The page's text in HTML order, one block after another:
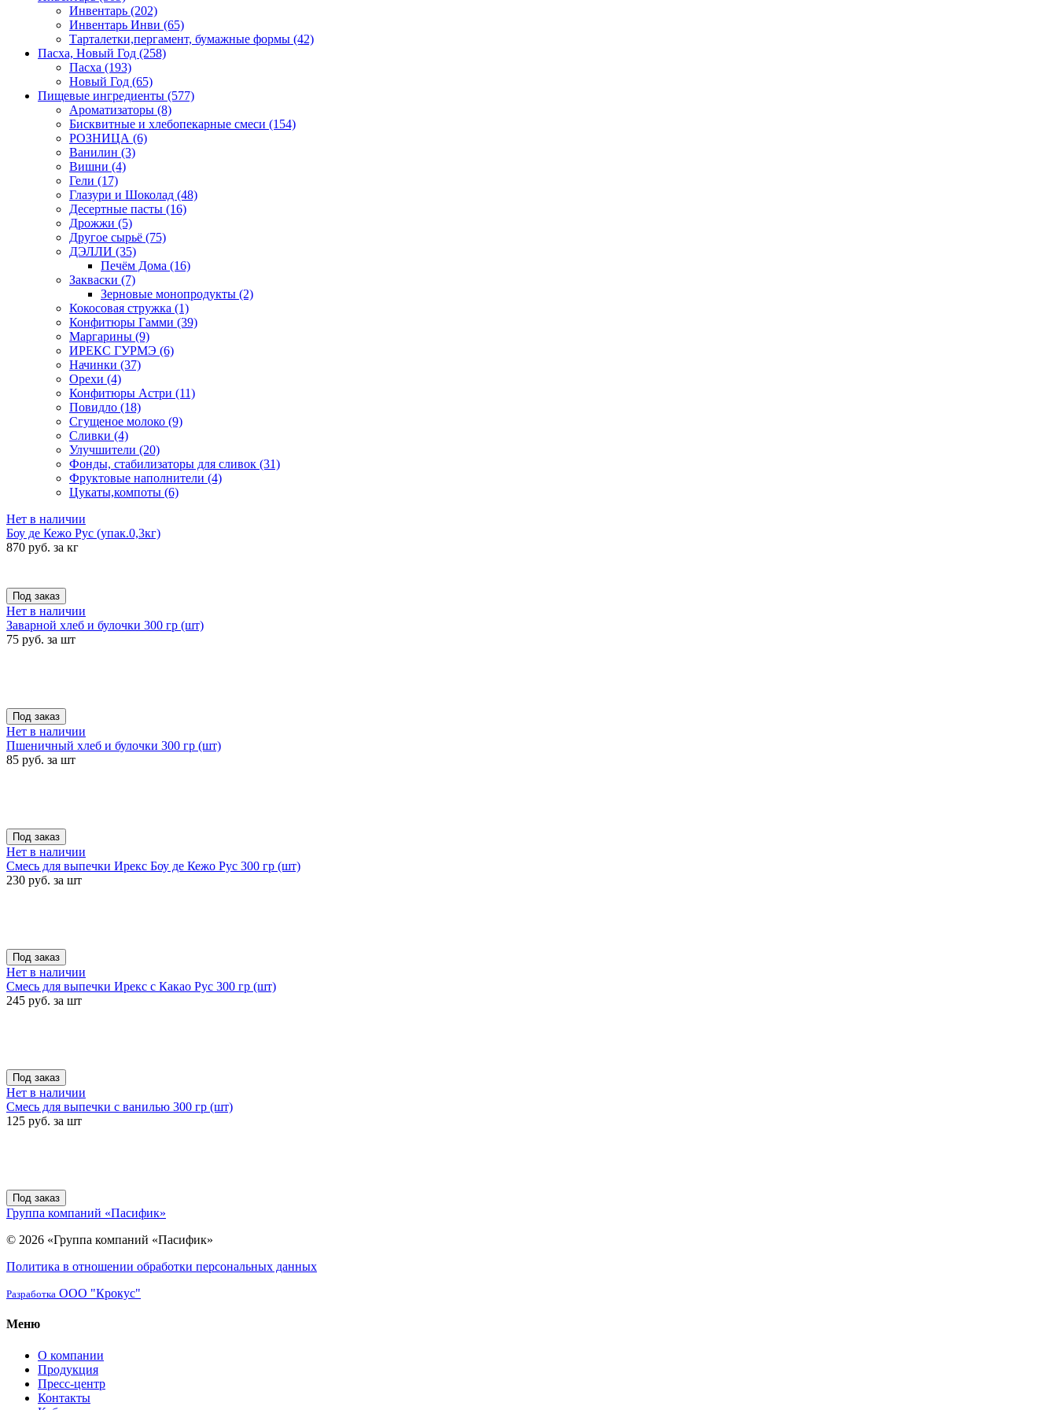
Инвентарь (202)
Инвентарь Инви (65)
Тарталетки,пергамент, бумажные формы (42)
Пасха, Новый Год (258)
Пасха (193)
Новый Год (65)
Пищевые ингредиенты (577)
Ароматизаторы (8)
Бисквитные и хлебопекарные смеси (154)
РОЗНИЦА (6)
Ванилин (3)
Вишни (4)
Гели (17)
Глазури и Шоколад (48)
Десертные пасты (16)
Дрожжи (5)
Другое сырьё (75)
ДЭЛЛИ (35)
Печём Дома (16)
Закваски (7)
Зерновые монопродукты (2)
Кокосовая стружка (1)
Конфитюры Гамми (39)
Маргарины (9)
ИРЕКС ГУРМЭ (6)
Начинки (37)
Орехи (4)
Конфитюры Астри (11)
Повидло (18)
Сгущеное молоко (9)
Сливки (4)
Улучшители (20)
Фонды, стабилизаторы для сливок (31)
Фруктовые наполнители (4)
Цукаты,компоты (6)
Нет в наличии
Боу де Кежо Рус (упак.0,3кг)
870 руб. за кг
Под заказ
Нет в наличии
Заварной хлеб и булочки 300 гр (шт)
75 руб. за шт
Под заказ
Нет в наличии
Пшеничный хлеб и булочки 300 гр (шт)
85 руб. за шт
Под заказ
Нет в наличии
Смесь для выпечки Ирекс Боу де Кежо Рус 300 гр (шт)
230 руб. за шт
Под заказ
Нет в наличии
Смесь для выпечки Ирекс с Какао Рус 300 гр (шт)
245 руб. за шт
Под заказ
Нет в наличии
Смесь для выпечки с ванилью 300 гр (шт)
125 руб. за шт
Под заказ
Группа компаний «Пасифик»
© 2026 «Группа компаний «Пасифик»
Политика в отношении обработки персональных данных
Разработка ООО "Крокус"
Меню
О компании
Продукция
Пресс-центр
Контакты